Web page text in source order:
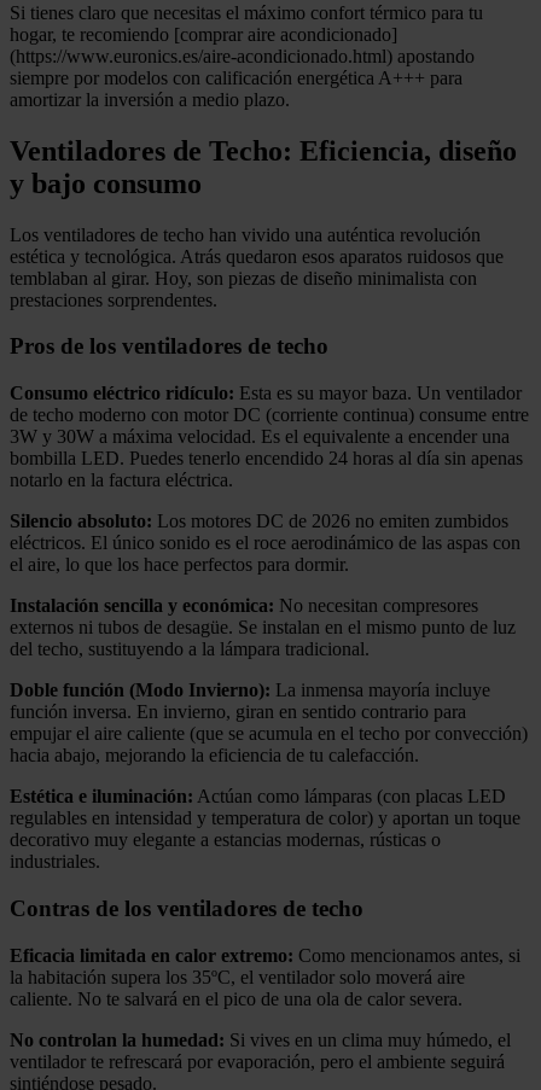
Si tienes claro que necesitas el máximo confort térmico para tu
hogar, te recomiendo [comprar aire acondicionado]
(https://www.euronics.es/aire-acondicionado.html) apostando
siempre por modelos con calificación energética A+++ para
amortizar la inversión a medio plazo.
Ventiladores de Techo: Eficiencia, diseño
y bajo consumo
Los ventiladores de techo han vivido una auténtica revolución
estética y tecnológica. Atrás quedaron esos aparatos ruidosos que
temblaban al girar. Hoy, son piezas de diseño minimalista con
prestaciones sorprendentes.
Pros de los ventiladores de techo
Consumo eléctrico ridículo: Esta es su mayor baza. Un ventilador
de techo moderno con motor DC (corriente continua) consume entre
3W y 30W a máxima velocidad. Es el equivalente a encender una
bombilla LED. Puedes tenerlo encendido 24 horas al día sin apenas
notarlo en la factura eléctrica.
Silencio absoluto: Los motores DC de 2026 no emiten zumbidos
eléctricos. El único sonido es el roce aerodinámico de las aspas con
el aire, lo que los hace perfectos para dormir.
Instalación sencilla y económica: No necesitan compresores
externos ni tubos de desagüe. Se instalan en el mismo punto de luz
del techo, sustituyendo a la lámpara tradicional.
Doble función (Modo Invierno): La inmensa mayoría incluye
función inversa. En invierno, giran en sentido contrario para
empujar el aire caliente (que se acumula en el techo por convección)
hacia abajo, mejorando la eficiencia de tu calefacción.
Estética e iluminación: Actúan como lámparas (con placas LED
regulables en intensidad y temperatura de color) y aportan un toque
decorativo muy elegante a estancias modernas, rústicas o
industriales.
Contras de los ventiladores de techo
Eficacia limitada en calor extremo: Como mencionamos antes, si
la habitación supera los 35ºC, el ventilador solo moverá aire
caliente. No te salvará en el pico de una ola de calor severa.
No controlan la humedad: Si vives en un clima muy húmedo, el
ventilador te refrescará por evaporación, pero el ambiente seguirá
sintiéndose pesado.